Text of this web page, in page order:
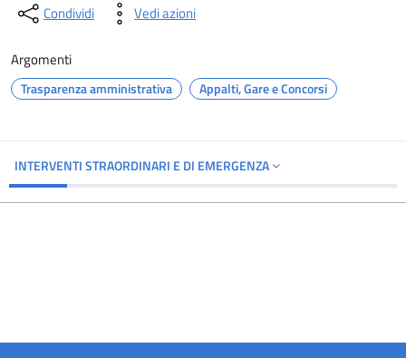
Condividi Vedi azioni
Argomenti
Trasparenza amministrativa Appalti, Gare e Concorsi
INTERVENTI STRAORDINARI E DI EMERGENZA